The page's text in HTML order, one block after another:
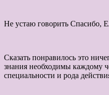
Не устаю говорить Спасибо,
Сказать понравилось это
знания необходимы каждому
специальности и рода